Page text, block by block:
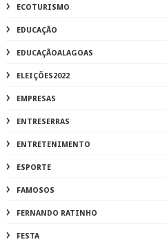
ECOTURISMO
EDUCAÇÃO
EDUCAÇÃOALAGOAS
ELEIÇÕES2022
EMPRESAS
ENTRESERRAS
ENTRETENIMENTO
ESPORTE
FAMOSOS
FERNANDO RATINHO
FESTA